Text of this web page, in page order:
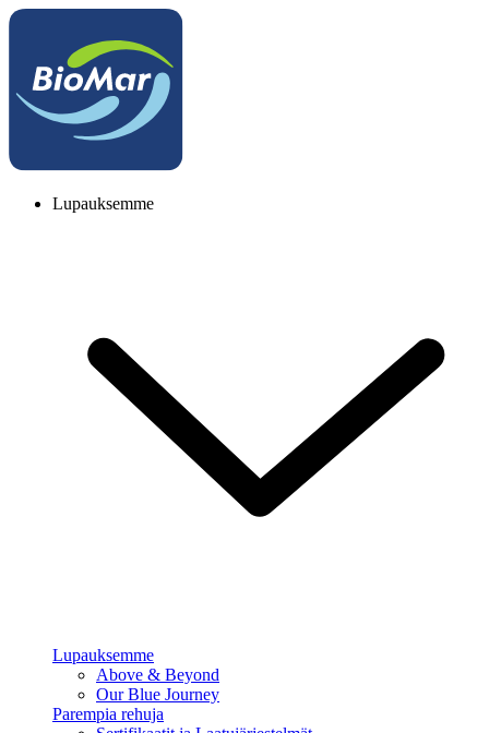
Lupauksemme
Lupauksemme
Above & Beyond
Our Blue Journey
Parempia rehuja